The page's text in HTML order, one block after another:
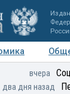
Мнения
вчера
два дня назад